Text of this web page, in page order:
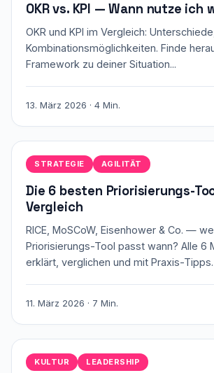
OKR vs. KPI — Wann nutze ich
OKR und KPI im Vergleich:
Kombinationsmöglichkeiten. Finde
Framework zu deiner Situation...
13. März 2026 · 4 Min.
STRATEGIE AGILITÄT
Die 6 besten Priorisierungs-
Vergleich
RICE, MoSCoW, Eisenhower & Co. —
Priorisierungs-Tool passt wann? Alle 6
erklärt, verglichen und mit Praxis-Tipps.
11. März 2026 · 7 Min.
KULTUR LEADERSHIP